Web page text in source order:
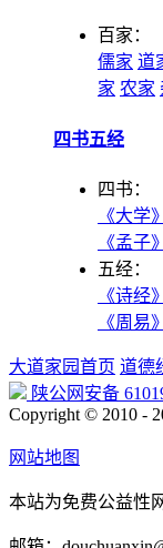
百家：
儒家 道
家 农家
四书五经
四书：
《大学》
《孟子》
五经：
《诗经》
《周易》
大道家园首页 道德
陕公网安备
Copyright © 2010 -
网站地图
本站为免费公益性